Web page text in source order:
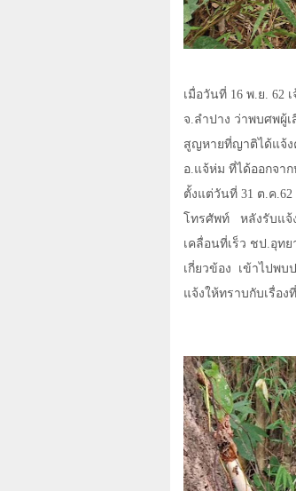
เมื่อวันที่ 16 พ.ย. 62
จ.ลำปาง ว่าพบศพผู้
สูญหายที่ญาติได้แจ้ง
อ.แจ้ห่ม ที่ได้ออกจา
ตั้งแต่วันที่ 31 ต.ค
โทรศัพท์
หลังรับแจ้
เคลื่อนที่เร็ว ชป.อุท
เกี่ยวข้อง
เข้าไปพบ
แจ้งให้ทราบกับเรื่อ